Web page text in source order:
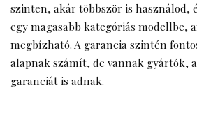
szinten, akár többször is használod,
egy magasabb kategóriás modellbe,
megbízható. A garancia szintén
alapnak számít, de vannak gyártók,
garanciát is adnak.